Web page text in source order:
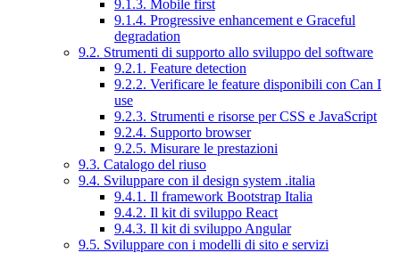
9.1.3. Mobile first
9.1.4. Progressive enhancement e Graceful
degradation
9.2. Strumenti di supporto allo sviluppo del software
9.2.1. Feature detection
9.2.2. Verificare le feature disponibili con Can I
use
9.2.3. Strumenti e risorse per CSS e JavaScript
9.2.4. Supporto browser
9.2.5. Misurare le prestazioni
9.3. Catalogo del riuso
9.4. Sviluppare con il design system .italia
9.4.1. Il framework Bootstrap Italia
9.4.2. Il kit di sviluppo React
9.4.3. Il kit di sviluppo Angular
9.5. Sviluppare con i modelli di sito e servizi